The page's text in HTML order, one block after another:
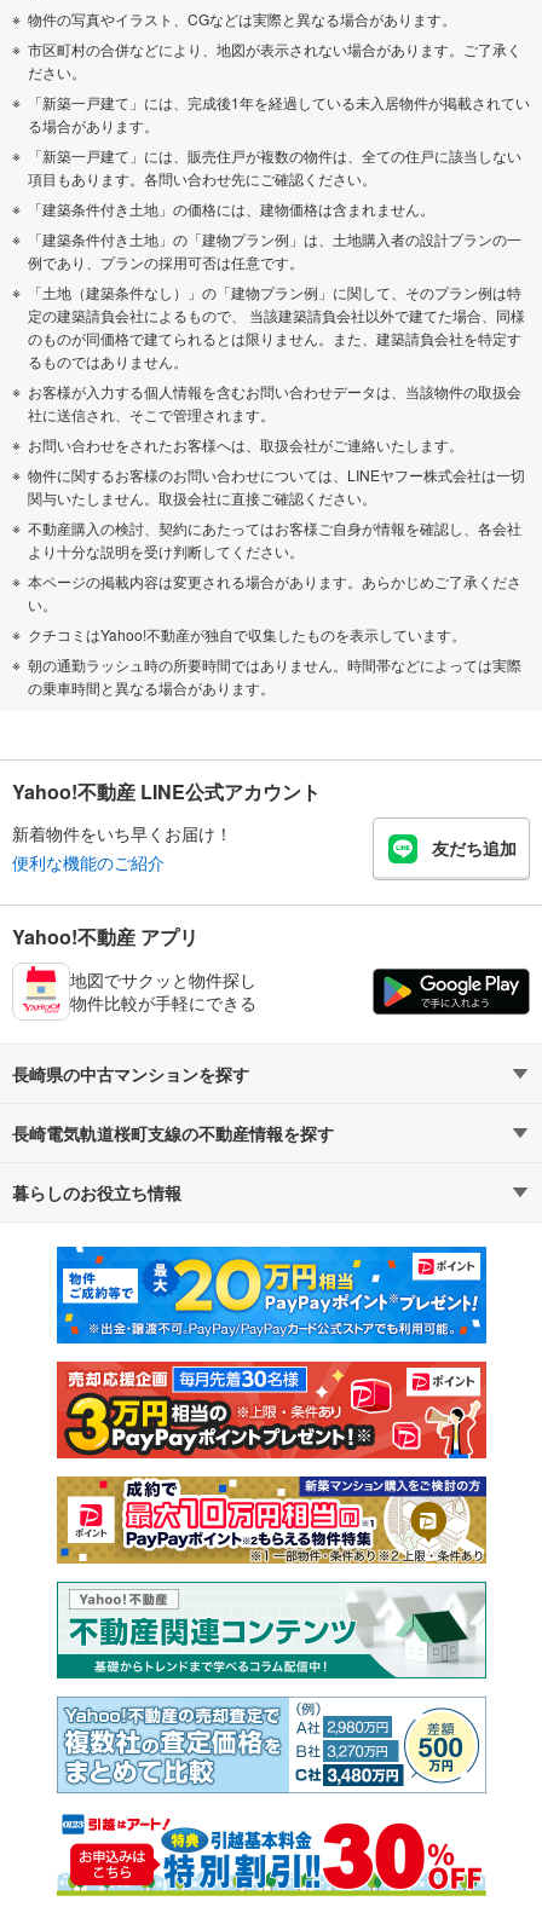
物件の写真やイラスト、CGなどは実際と異なる場合があります。
市区町村の合併などにより、地図が表示されない場合があります。ご了承く
ださい。
「新築一戸建て」には、完成後1年を経過している未入居物件が掲載されてい
る場合があります。
「新築一戸建て」には、販売住戸が複数の物件は、全ての住戸に該当しない
項目もあります。各問い合わせ先にご確認ください。
「建築条件付き土地」の価格には、建物価格は含まれません。
「建築条件付き土地」の「建物プラン例」は、土地購入者の設計プランの一
例であり、プランの採用可否は任意です。
「土地（建築条件なし）」の「建物プラン例」に関して、そのプラン例は特
定の建築請負会社によるもので、 当該建築請負会社以外で建てた場合、同様
のものが同価格で建てられるとは限りません。また、建築請負会社を特定す
るものではありません。
お客様が入力する個人情報を含むお問い合わせデータは、当該物件の取扱会
社に送信され、そこで管理されます。
お問い合わせをされたお客様へは、取扱会社がご連絡いたします。
物件に関するお客様のお問い合わせについては、LINEヤフー株式会社は一切
関与いたしません。取扱会社に直接ご確認ください。
不動産購入の検討、契約にあたってはお客様ご自身が情報を確認し、各会社
より十分な説明を受け判断してください。
本ページの掲載内容は変更される場合があります。あらかじめご了承くださ
い。
クチコミはYahoo!不動産が独自で収集したものを表示しています。
朝の通勤ラッシュ時の所要時間ではありません。時間帯などによっては実際
の乗車時間と異なる場合があります。
Yahoo!不動産 LINE公式アカウント
新着物件をいち早くお届け！
便利な機能のご紹介
友だち追加
Yahoo!不動産 アプリ
地図でサクッと物件探し
物件比較が手軽にできる
長崎県の中古マンションを探す
路線・駅から探す 地域から探す
通勤・通学時間から探す
長崎電気軌道桜町支線の不動産情報を探す
不動産・住宅
新築マンション 中古マンション
新築一戸建て 中古一戸建て
注文住宅 土地
売却査定
暮らしのお役立ち情報
マンションカタログ 教えて！住まいの先生